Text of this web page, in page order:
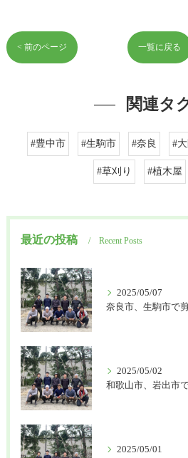
< 前のページ 一覧に戻る
関連タ
#豊中市 #生駒市 #奈良 #
#草刈り #植木屋
最近の投稿 Recent Posts
2025/05/07
2025/05/02
2025/05/01